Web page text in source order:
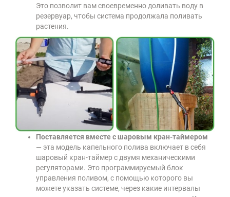
Это позволит вам своевременно доливать воду в
резервуар, чтобы система продолжала поливать
растения.
Поставляется вместе с шаровым кран-таймером
— эта модель капельного полива включает в себя
шаровый кран-таймер с двумя механическими
регуляторами. Это программируемый блок
управления поливом, с помощью которого вы
можете указать системе, через какие интервалы